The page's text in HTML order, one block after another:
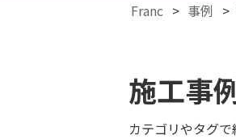
Franc 事例
施工事
カテゴリやタグで